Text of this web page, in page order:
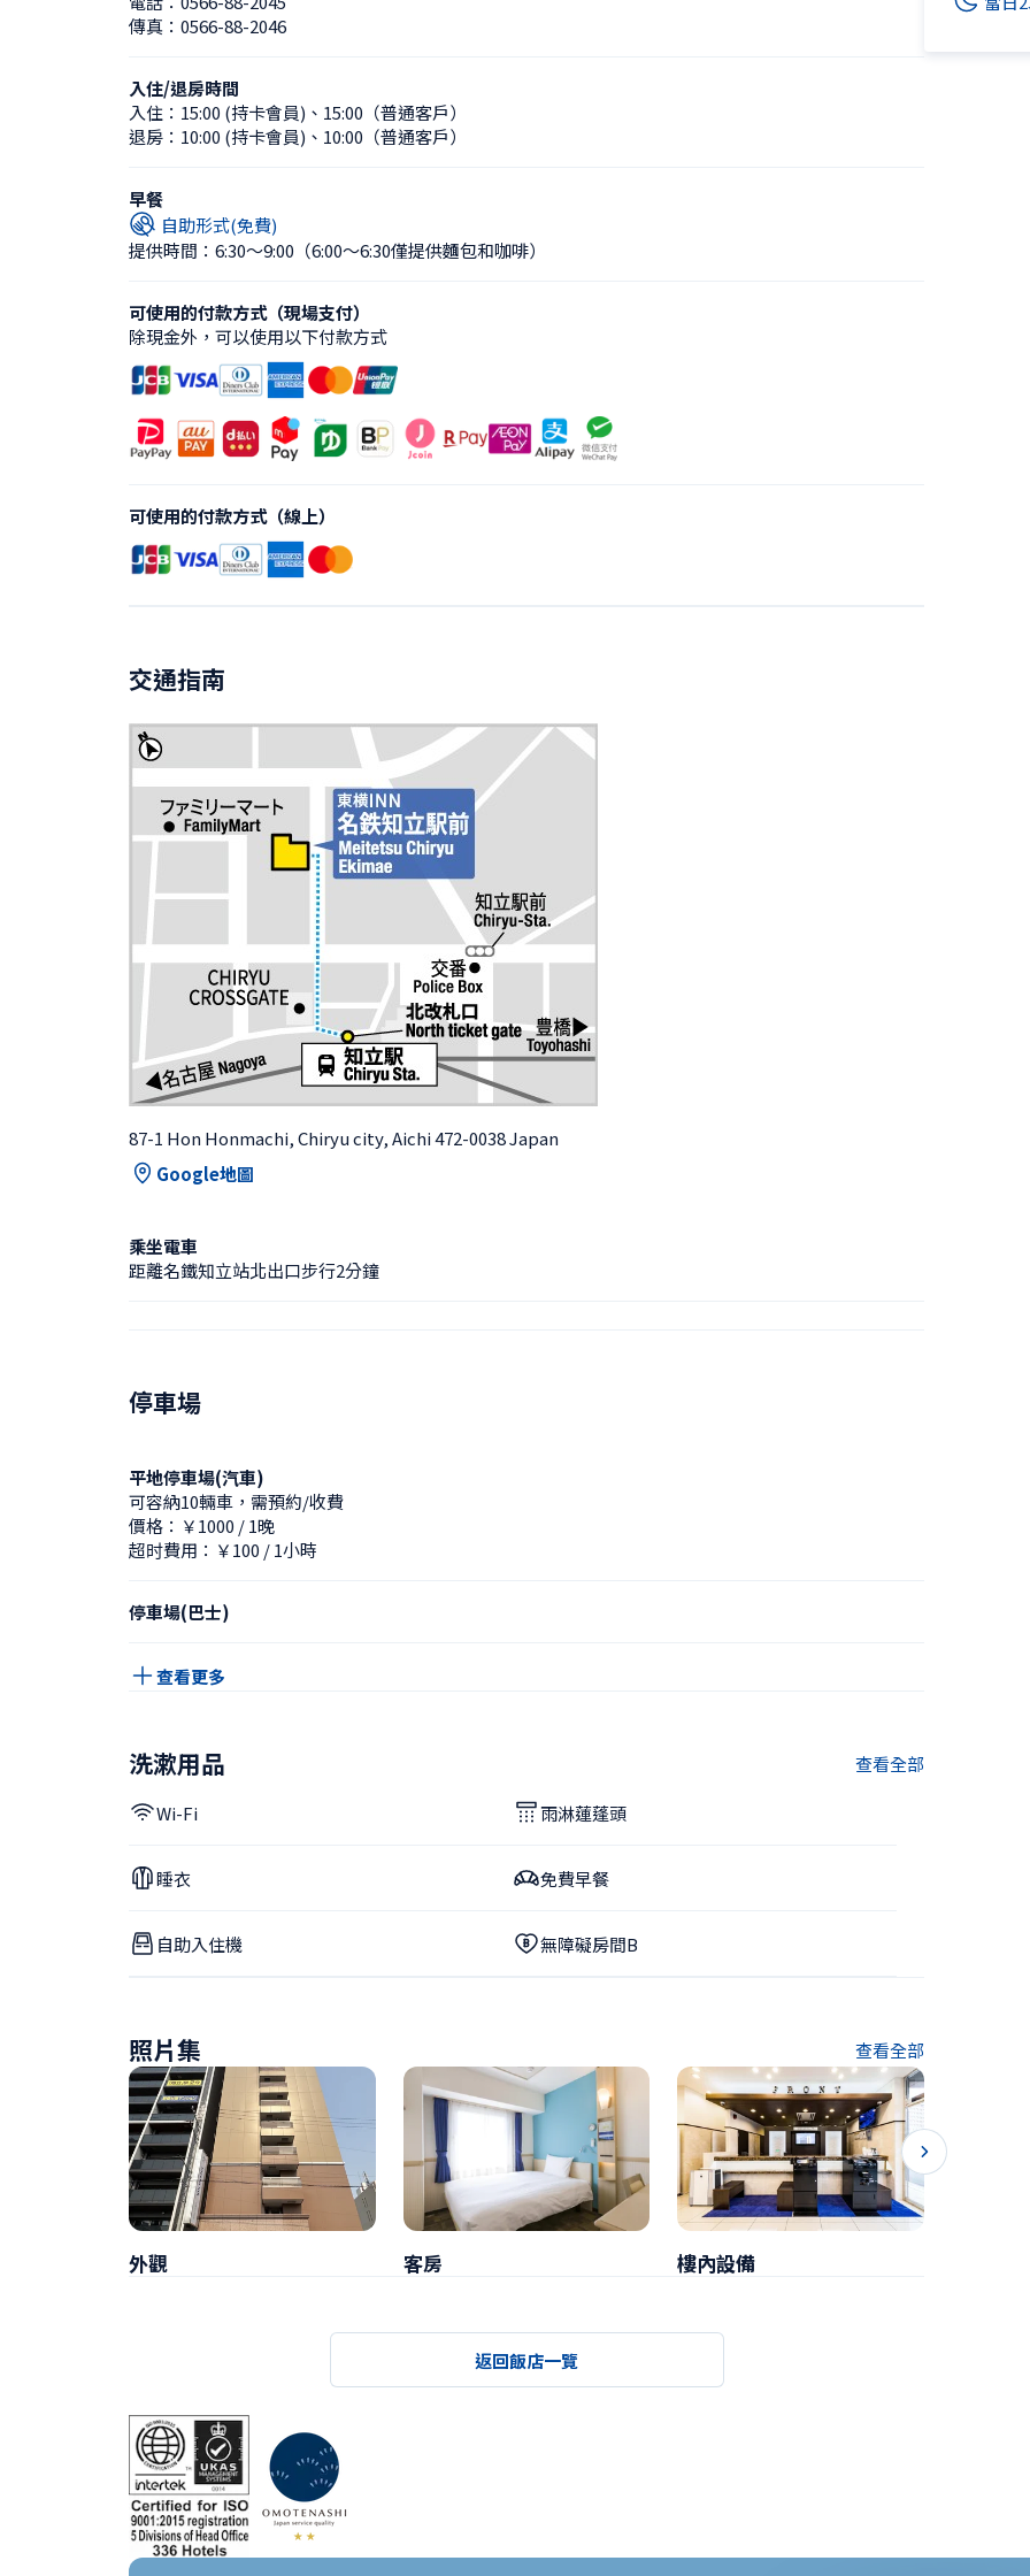
傳真： 0566-88-2046
入住/退房時間
入住： 15:00 (持卡會員) 、 15:00（普通客戶）
退房： 10:00 (持卡會員) 、 10:00（普通客戶）
早餐
自助形式(免費)
提供時間：6:30〜9:00 （6:00〜6:30僅提供麵包和咖啡）
可使用的付款方式（現場支付）
除現金外，可以使用以下付款方式
可使用的付款方式（線上）
交通指南
87-1 Hon Honmachi, Chiryu city, Aichi 472-0038 Japan
Google地圖
乘坐電車
距離名鐵知立站北出口步行2分鐘
停車場
平地停車場(汽車)
可容納10輛車，需預約/收費
價格：￥1000 / 1晚
超时費用：￥100 / 1小時
停車場(巴士)
查看更多
洗漱用品 查看全部
Wi-Fi 雨淋蓮蓬頭
睡衣 免費早餐
自助入住機 無障礙房間B
照片集 查看全部
外觀 客房 樓內設備
返回飯店一覽